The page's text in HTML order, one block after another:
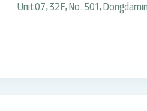
Unit 07, 32F, No. 501,